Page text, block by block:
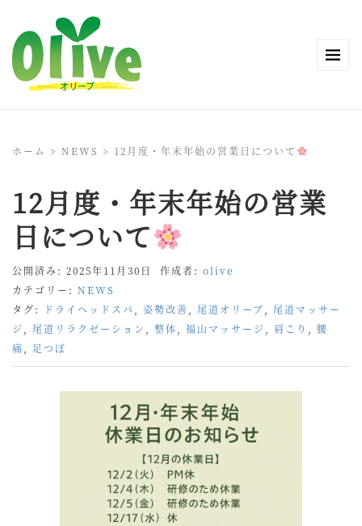
ホーム > NEWS > 12月度・年末年始の営業日について
12月度・年末年始の営業
日について
公開済み: 2025年11月30日 作成者: olive
カテゴリー: NEWS
タグ:
ドライヘッドスパ 姿勢改善 尾道オリーブ
尾道マッサー
ジ
尾道リラクゼーション 整体 福山マッサージ 肩こり
腰
痛
足つぼ